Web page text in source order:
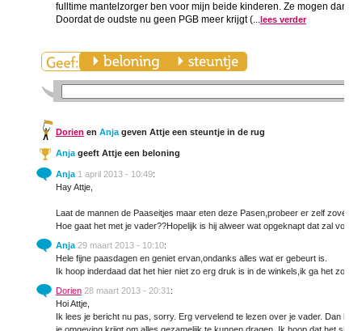
fulltime mantelzorger ben voor mijn beide kinderen. Ze mogen dan
Doordat de oudste nu geen PGB meer krijgt (...lees verder
Dorien en Anjageven Attje een steuntje in de rug
Anjageeft Attje een beloning
Anja 1 april 2013 - 10:49:
Hay Attje,
Laat de mannen de Paaseitjes maar eten deze Pasen,probeer er zelf zoveel
Hoe gaat het met je vader??Hopelijk is hij alweer wat opgeknapt dat zal voor
Anja 29 maart 2013 - 10:10:
Hele fijne paasdagen en geniet ervan,ondanks alles wat er gebeurt is.
Ik hoop inderdaad dat het hier niet zo erg druk is in de winkels,ik ga het zo
Dorien 28 maart 2013 - 20:31 :
Hoi Attje,
Ik lees je bericht nu pas, sorry. Erg vervelend te lezen over je vader. Dan is